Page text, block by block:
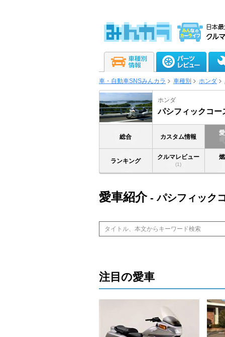
車・自動車SNSみんカラ 車種別 ホンダ
ホンダ
パシフィックコー
総合 カスタム情報
ランキング
クルマレビュー
(1)
愛車紹介- パシフィック
注目の愛車